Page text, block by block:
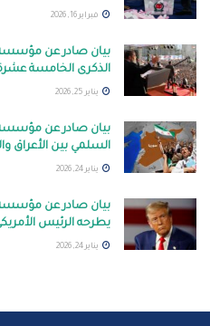
فبراير 16, 2026
بيان صادر عن
الذكرى الخامسة عشرة لثورة
يناير 25, 2026
بيان صادر عن
السلمي بين الأعراق
يناير 24, 2026
بيان صادر عن
يطرحه الرئيس
يناير 24, 2026